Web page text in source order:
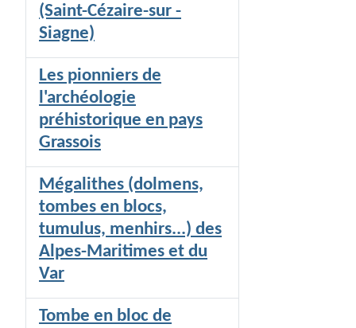
(Saint-Cézaire-sur -
Siagne)
Les pionniers de
l'archéologie
préhistorique en pays
Grassois
Mégalithes (dolmens,
tombes en blocs,
tumulus, menhirs...) des
Alpes-Maritimes et du
Var
Tombe en bloc de